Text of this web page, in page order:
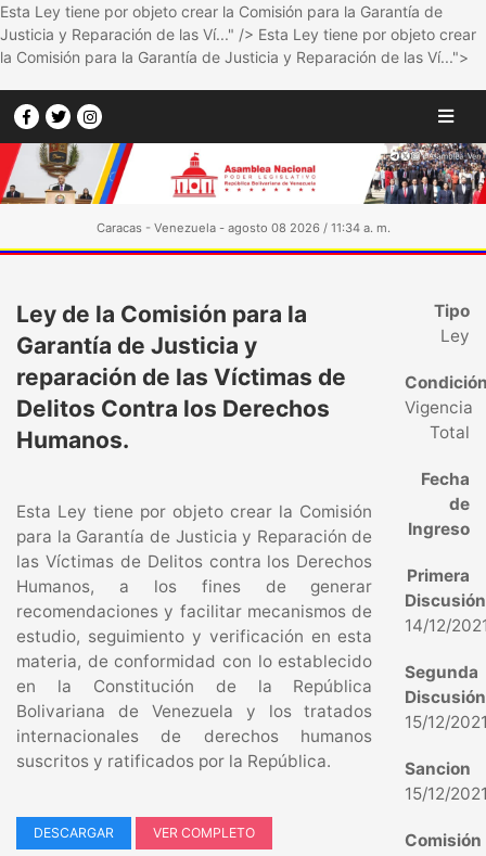
Esta Ley tiene por objeto crear la Comisión para la Garantía de
Justicia y Reparación de las Ví..." /> Esta Ley tiene por objeto crear
la Comisión para la Garantía de Justicia y Reparación de las Ví...">
Caracas - Venezuela - agosto 08 2026 / 11:34 a. m.
Ley de la Comisión para la
Garantía de Justicia y
reparación de las Víctimas de
Delitos Contra los Derechos
Humanos.
Esta Ley tiene por objeto crear la Comisión
para la Garantía de Justicia y Reparación de
las Víctimas de Delitos contra los Derechos
Humanos, a los fines de generar
recomendaciones y facilitar mecanismos de
estudio, seguimiento y verificación en esta
materia, de conformidad con lo establecido
en la Constitución de la República
Bolivariana de Venezuela y los tratados
internacionales de derechos humanos
suscritos y ratificados por la República.
DESCARGAR VER COMPLETO
Tipo
Ley
Vigencia
Total
Fecha
de
Ingreso
Primera
Discusión
14/12/
Segunda
Discusión
15/12/
Sancion
15/12/
Comisión